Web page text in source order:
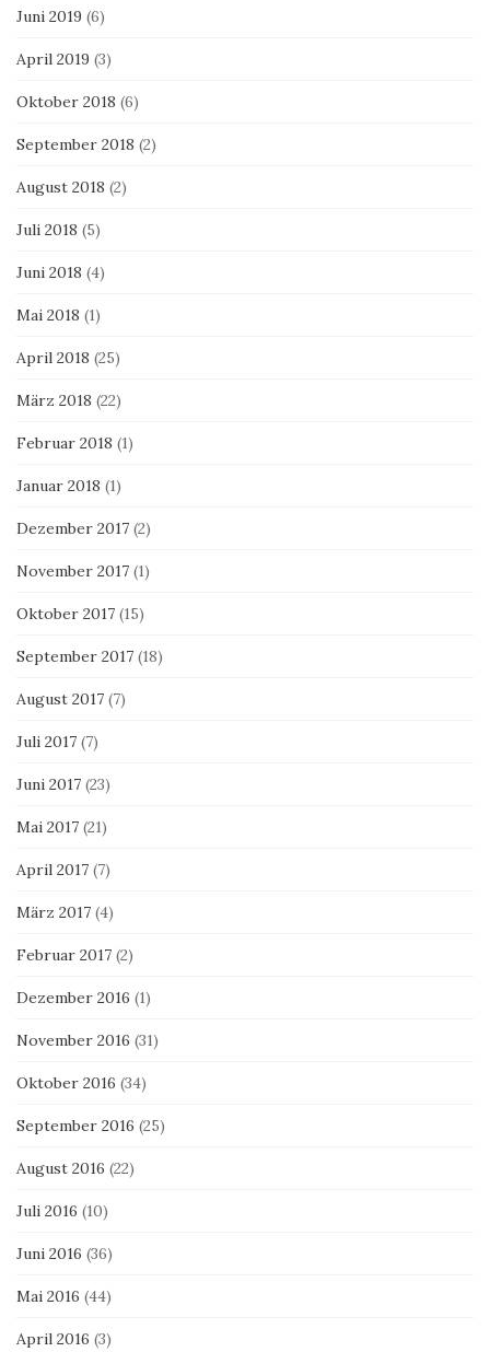
Juni 2019 (6)
April 2019 (3)
Oktober 2018 (6)
September 2018 (2)
August 2018 (2)
Juli 2018 (5)
Juni 2018 (4)
Mai 2018 (1)
April 2018 (25)
März 2018 (22)
Februar 2018 (1)
Januar 2018 (1)
Dezember 2017 (2)
November 2017 (1)
Oktober 2017 (15)
September 2017 (18)
August 2017 (7)
Juli 2017 (7)
Juni 2017 (23)
Mai 2017 (21)
April 2017 (7)
März 2017 (4)
Februar 2017 (2)
Dezember 2016 (1)
November 2016 (31)
Oktober 2016 (34)
September 2016 (25)
August 2016 (22)
Juli 2016 (10)
Juni 2016 (36)
Mai 2016 (44)
April 2016 (3)